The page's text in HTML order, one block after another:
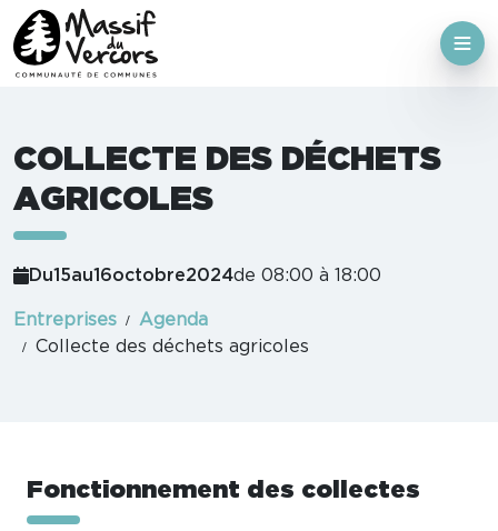
COLLECTE DES DÉCHETS
AGRICOLES
Du15au16octobre2024de 08:00 à 18:00
Entreprises
Agenda
Collecte des déchets agricoles
Fonctionnement des collectes